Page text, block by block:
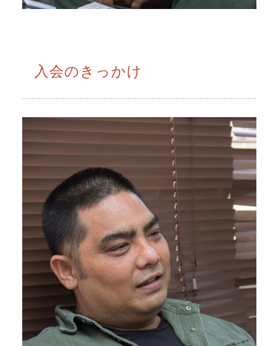
入会のきっかけ